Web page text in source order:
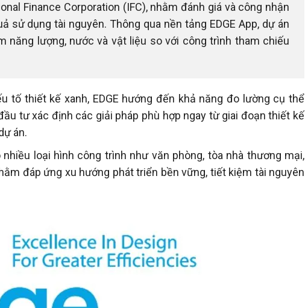
Finance Corporation (IFC), nhằm đánh giá và công nhận
sử dụng tài nguyên. Thông qua nền tảng EDGE App, dự án
lượng, nước và vật liệu so với công trình tham chiếu
tố thiết kế xanh, EDGE hướng đến khả năng đo lường cụ thể
tư xác định các giải pháp phù hợp ngay từ giai đoạn thiết kế
án.
loại hình công trình như văn phòng, tòa nhà thương mại,
đáp ứng xu hướng phát triển bền vững, tiết kiệm tài nguyên